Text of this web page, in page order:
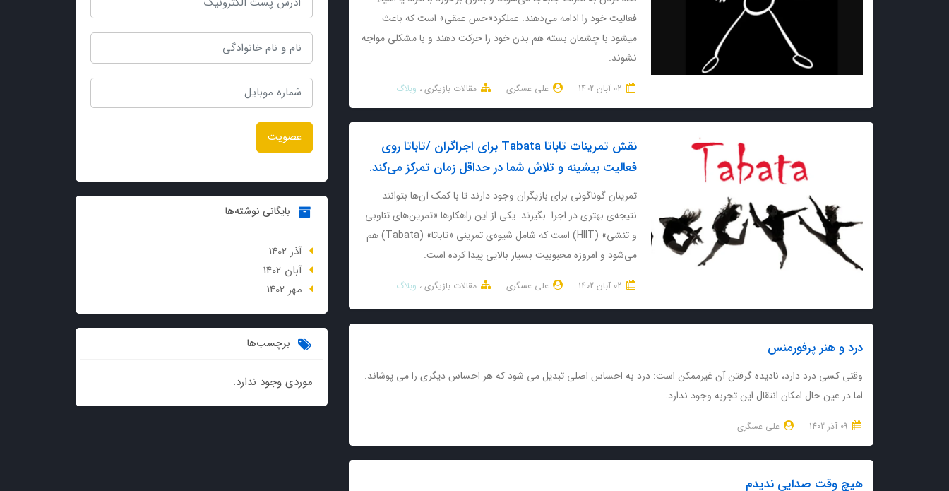
فعالیت خود را ادامه می‌دهند. عملکرد«حس عمقی» است که باعث
میشود با چشمان بسته هم بدن خود را حرکت دهند و با مشکلی مواجه
نشوند.
علی عسگری مقالات بازیگری وبلاگ
نقش تمرینات تاباتا Tabata برای اجراگران /تاباتا روی
فعالیت بیشینه و تلاش شما در حداقل زمان تمرکز می‌کند.
تمرینان گوناگونی برای بازیگران وجود دارند تا با کمک آن‌ها بتوانند
نتیجه‌ی بهتری در اجرا بگیرند. یکی از این راهکارها «تمرین‌های تناوبی
و تنشی» (HIIT) است که شامل شیوه‌ی تمرینی «تاباتا» (Tabata) هم
می‌شود و امروزه محبوبیت بسیار بالایی پیدا کرده است.
علی عسگری مقالات بازیگری وبلاگ
درد و هنر پرفورمنس
وقتی کسی درد دارد، نادیده گرفتن آن غیرممکن است: درد به احساس اصلی تبدیل می شود که هر احساس دیگری را می پوشاند.
اما در عین حال امکان انتقال این تجربه وجود ندارد.
علی عسگری
هیچ وقت صدایی ندیدم
عضویت
بایگانی نوشته‌ها
آذر 1402
آبان 1402
مهر 1402
برچسب‌ها
موردی وجود ندارد.